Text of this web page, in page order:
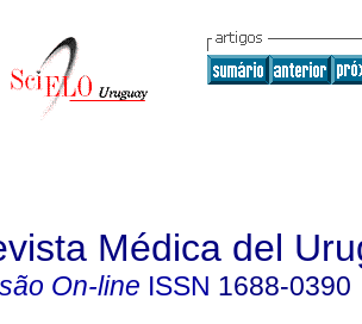
Médica del
On-line ISSN 1688-0390